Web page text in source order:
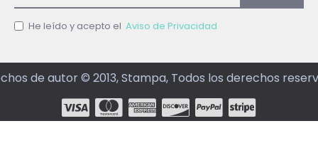
He leído y acepto el Aviso de Privacidad
de autor © 2013, Stampa, Todos los derechos